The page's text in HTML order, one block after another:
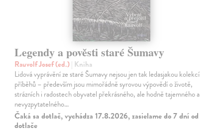
Legendy a pověsti staré Šumavy
Rauvolf Josef (ed.)| Kniha
Lidová vyprávění ze staré Šumavy nejsou jen tak ledasjakou kolekcí
příběhů – především jsou mimořádně syrovou výpovědí o životě,
strázních i radostech obyvatel překrásného, ale hodně tajemného a
nevyzpytatelného…
Čaká sa dotlač, vychádza 17.8.2026, zasielame do 7 dní od
dotlače